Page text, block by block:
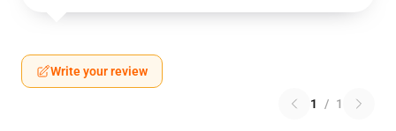
Write your review
1 / 1